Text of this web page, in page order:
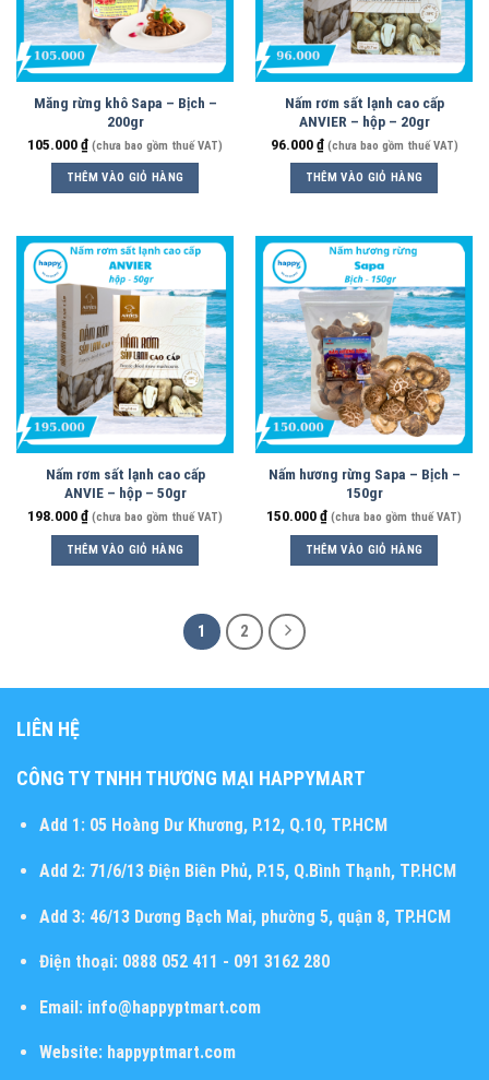
Măng rừng khô Sapa – Bịch –
200gr
105.000₫ (chưa bao gồm thuế VAT)
THÊM VÀO GIỎ HÀNG
Nấm rơm sất lạnh cao cấp
ANVIER – hộp – 20gr
96.000₫ (chưa bao gồm thuế VAT)
THÊM VÀO GIỎ HÀNG
Nấm rơm sất lạnh cao cấp
ANVIE – hộp – 50gr
198.000₫ (chưa bao gồm thuế VAT)
THÊM VÀO GIỎ HÀNG
Nấm hương rừng Sapa – Bịch –
150gr
150.000₫ (chưa bao gồm thuế VAT)
THÊM VÀO GIỎ HÀNG
1 2
LIÊN HỆ
CÔNG TY TNHH THƯƠNG MẠI HAPPYMART
Add 1:05 Hoàng Dư Khương, P.12, Q.10, TP.HCM
Add 2:71/6/13 Điện Biên Phủ, P.15, Q.Bình Thạnh, TP.HCM
Add 3:46/13 Dương Bạch Mai, phường 5, quận 8, TP.HCM
Điện thoại:0888 052 411 - 091 3162 280
Email:info@happyptmart.com
Website: happyptmart.com